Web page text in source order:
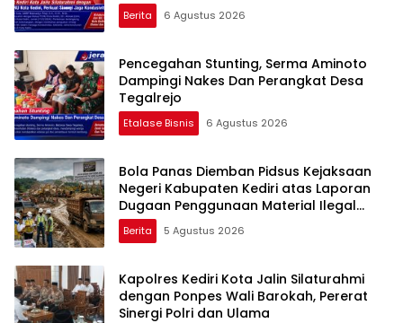
Berita 6 Agustus 2026
Pencegahan Stunting, Serma Aminoto
Dampingi Nakes Dan Perangkat Desa
Tegalrejo
Etalase Bisnis 6 Agustus 2026
Bola Panas Diemban Pidsus Kejaksaan
Negeri Kabupaten Kediri atas Laporan
Dugaan Penggunaan Material Ilegal
Proyek Tol Kediri Oleh PT. HASTARI JAYA
SENTOSA
Berita 5 Agustus 2026
Kapolres Kediri Kota Jalin Silaturahmi
dengan Ponpes Wali Barokah, Pererat
Sinergi Polri dan Ulama